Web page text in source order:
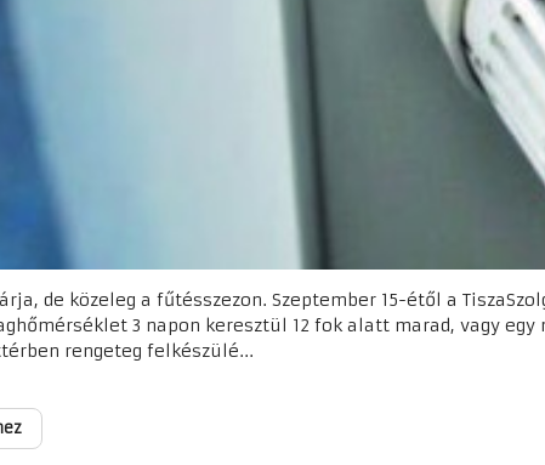
de közeleg a fűtésszezon. Szeptember 15-étől a
3 napon keresztül 12 fok alatt marad, vagy
rengeteg felkészülé...